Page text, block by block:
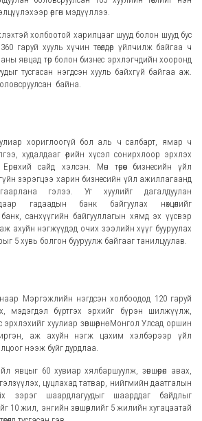
өргөн мэдүүллээ.
холбоотой харилцааг шууд болон шууд бус
гаруй хууль хүчин төгөлдөр үйлчилж байгаа ч
явцад төр болон бизнес эрхлэгчдийн хооронд
тусгасан нэгдсэн хууль байхгүй байгаа аж.
байна.
хориглоогүй бол аль ч салбарт, ямар ч
худалдааг өөрийн хүсэл сонирхлоор эрхлэх
сайд хэлсэн. Мөн төрөөс бизнесийн үйл
зэрэгцээ харин бизнесийн үйл ажиллагаанд
гэлээ. Уг хуулийг дагалдуулан
гадаадын банк байгуулах нөхцөлийг
санхүүгийн байгууллагын хямд эх үүсвэр
ахуйн нэгжүүдэд очих зээлийн хүүг бууруулах
5 хувь болгон бууруулж байгааг танилцуулав.
Мэргэжлийн нэгдсэн холбоодод 120 гаруй
мэдэгдэл бүртгэх эрхийг бүрэн шилжүүлж,
хуулиар зөвшөөрнө. Монгол Улсад оршин
иргэн, аж ахуйн нэгж цахим хэлбэрээр үйл
нээж буйг дурдлаа.
явцыг 60 хувиар хялбаршуулж, зөвшөөрөл авах,
цуцлахад татвар, нийгмийн даатгалын
зэрэг шаардлагуудыг шаарддаг байдлыг
10 жил, энгийн зөвшөөрлийг 5 жилийн хугацаатай